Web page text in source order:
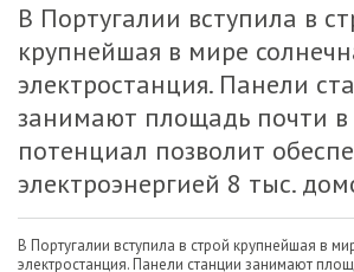
В Португалии вступила в
крупнейшая в мире
электростанция. Панели
занимают площадь почти в
потенциал позволит
электроэнергией 8 тыс.
В Португалии вступила в строй крупнейшая в
электростанция. Панели станции занимают